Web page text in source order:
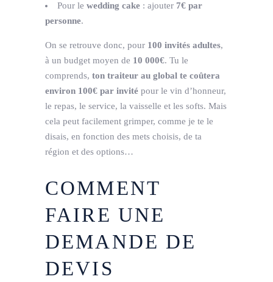
Pour le wedding cake : ajouter 7€ par
personne.
On se retrouve donc, pour 100 invités adultes,
à un budget moyen de 10 000€. Tu le
comprends, ton traiteur au global te coûtera
environ 100€ par invité pour le vin d’honneur,
le repas, le service, la vaisselle et les softs. Mais
cela peut facilement grimper, comme je te le
disais, en fonction des mets choisis, de ta
région et des options…
COMMENT
FAIRE UNE
DEMANDE DE
DEVIS